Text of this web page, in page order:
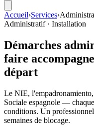
Accueil›Services›
Administratif · Installation
Démarches
faire
départ
Le NIE,
Sociale espagnole —
conditions. Un
semaines de blocage.